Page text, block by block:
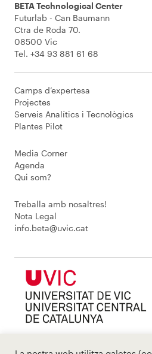
BETA Technological Center
Futurlab - Can Baumann
Ctra de Roda 70.
08500 Vic
Tel. +34 93 881 61 68
Camps d’expertesa
Projectes
Serveis Analítics i Tecnològics
Plantes Pilot
Media Corner
Agenda
Qui som?
Treballa amb nosaltres!
Nota Legal
info.beta@uvic.cat